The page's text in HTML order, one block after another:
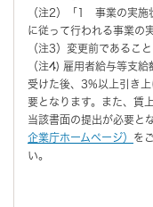
（注2）「1 事業の実施
に従って行われる事業の
（注3）変更前であるこ
（注4) 雇用者給与等支
受けた後、3%以上引き
要となります。また、賃
当該書面の提出が必要と
企業庁ホームページ） を
い。